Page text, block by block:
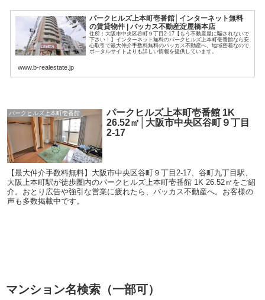
パークヒルズ上本町壱番館│インターネット無料
の賃貸物件 | バッカス不動産淀屋橋本店
住所：大阪市中央区谷町９丁目2-17【もう不動産屋に騙されないで
下さい！】インターネット無料のパークヒルズ上本町壱番館なら安
心取引で最大仲介手数料無料のバッカス不動産へ。地域密着なので
ポータルサイトよりも詳しい情報を提供しています。
www.b-realestate.jp
パークヒルズ上本町壱番館
パークヒルズ上本町壱番館 1K
26.52㎡│大阪市中央区谷町９丁目
2-17
【最大仲介手数料無料】大阪市中央区谷町９丁目2-17、谷町九丁目駅、
大阪上本町駅が徒歩圏内のパークヒルズ上本町壱番館 1K 26.52㎡をご紹
介。おとり広告や強引な営業に疲れたら、バッカス不動産へ。お客様の
声も多数掲載中です。
マンション名検索（一部可）